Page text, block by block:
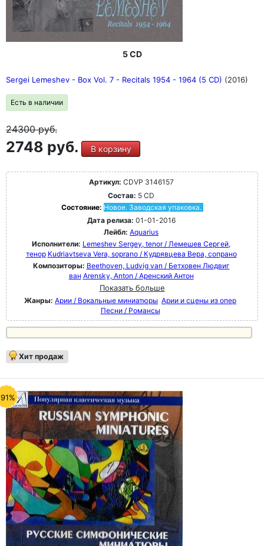
5 CD
Sergei Lemeshev - Box Vol. 7 - Recitals 1954 - 1964 (5 CD) (2016)
Есть в наличии
24300руб.
2748 руб. В корзину
Артикул: CDVP 3146157
Состав: 5 CD
Состояние: Новое. Заводская упаковка.
Дата релиза: 01-01-2016
Лейбл: Aquarius
Исполнители: Lemeshev Sergey, tenor / Лемешев Сергей,
тенор Kudriavtseva Vera, soprano / Кудрявцева Вера, сопрано
Композиторы: Beethoven, Ludvig van / Бетховен Людвиг
ван Arensky, Anton / Аренский Антон
Показать больше
Жанры: Арии / Вокальные миниатюры Арии и сцены из опер
Песни / Романсы
Хит продаж